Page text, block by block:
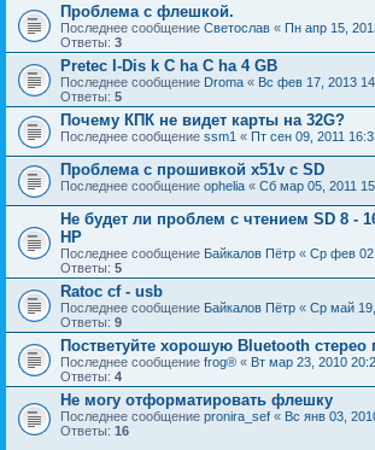
Проблема с флешкой.
Последнее сообщение Светослав « Пн апр 15,
Ответы: 3
Рretec I-Dis k C ha C ha 4 GB
Последнее сообщение Droma « Вс фев 17, 2013
Ответы: 5
Почему КПК не видет карты на 32G?
Последнее сообщение ssm1 « Пт сен 09, 2011
Проблема с прошивкой x51v c SD
Последнее сообщение ophelia « Сб мар 05, 2011
Не будет ли проблем с чтением SD 8 -
HP
Последнее сообщение Байкалов Пётр « Ср фев
Ответы: 5
Ratoc cf - usb
Последнее сообщение Байкалов Пётр « Ср май
Ответы: 9
Постветуйте хорошую Bluetooth стерео
Последнее сообщение frog® « Вт мар 23, 2010
Ответы: 4
Не могу отформатировать флешку
Последнее сообщение pronira_sef « Вс янв 03,
Ответы: 16